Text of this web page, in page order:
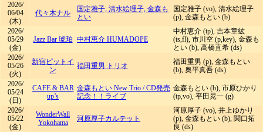
2026/
06/04
(木)
代々木ナル
国定雅子, 清水絵理子, 金森も
とい
国定雅子 (vo), 清水絵理子
(p), 金森もとい (b)
2026/
05/29
(金)
Jazz Bar 琥珀 中村恵介 HUMADOPE
中村恵介 (tp), 吉本章紘
(ts,fl), 市川空 (p,key), 金森も
とい (b), 高橋直希 (ds)
2026/
05/26
(火)
新宿ピットイ
ン
福田重男 トリオ
福田重男 (p), 金森もとい
(b), 奥平真吾 (ds)
2026/
05/24
(日)
CAFE & BAR
up’s
金森もとい New Trio /CD発売
記念！！️ライブ
金森もとい (b), 市原ひかり
(tp,vo), 平田晃一 (g)
2026/
05/22
(金)
WonderWall
Yokohama
河原厚子カルテット
河原厚子 (vo), 井上ゆかり
(p), 金森もとい (b), 関口拓
良 (ds)